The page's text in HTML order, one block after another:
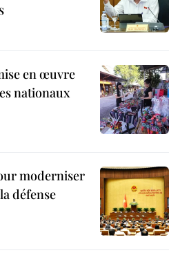
en œuvre
nationaux
moderniser
défense